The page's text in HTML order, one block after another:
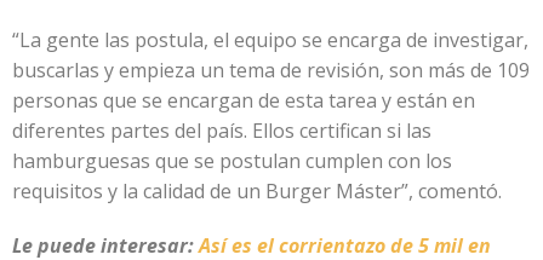
“La gente las postula, el equipo se encarga de investigar,
buscarlas y empieza un tema de revisión, son más de 109
personas que se encargan de esta tarea y están en
diferentes partes del país. Ellos certifican si las
hamburguesas que se postulan cumplen con los
requisitos y la calidad de un Burger Máster”, comentó.
Le puede interesar:Así es el corrientazo de 5 mil en